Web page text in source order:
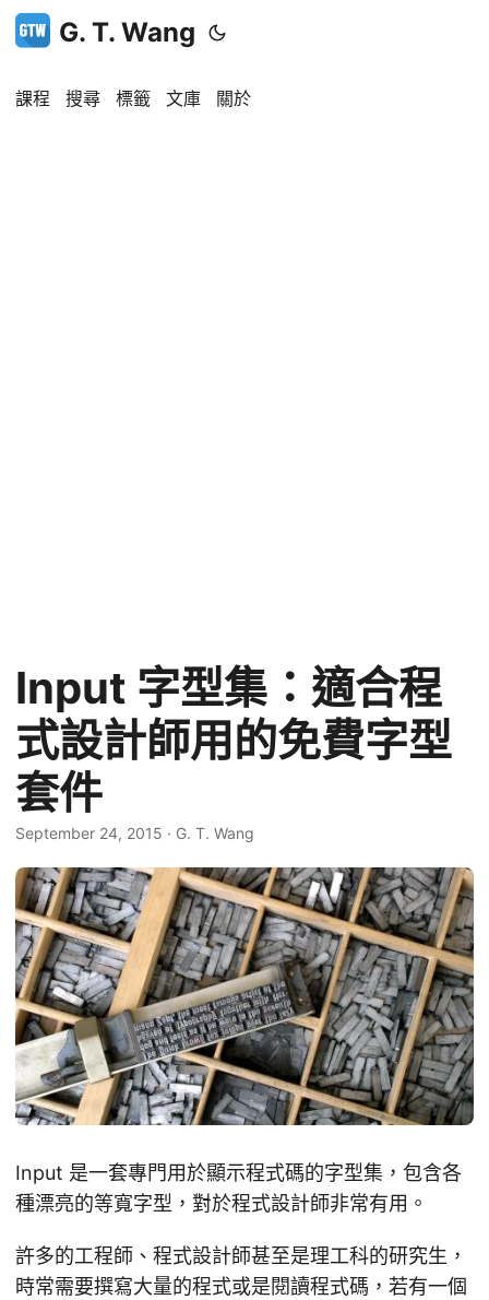
G. T. Wang
課程 搜尋 標籤 文庫 關於
Input 字型集：適合程
式設計師用的免費字型
套件
September 24, 2015 · G. T. Wang
Input 是一套專門用於顯示程式碼的字型集，包含各
種漂亮的等寬字型，對於程式設計師非常有用。
許多的工程師、程式設計師甚至是理工科的研究生，
時常需要撰寫大量的程式或是閱讀程式碼，若有一個